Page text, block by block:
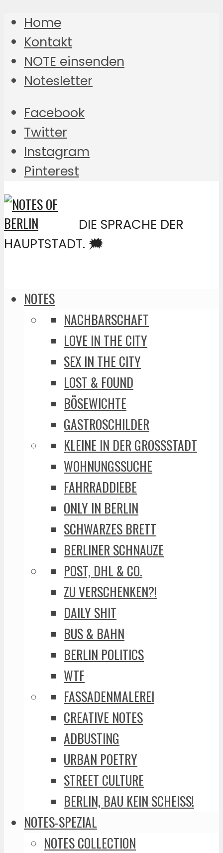
Home
Kontakt
NOTE einsenden
Notesletter
Facebook
Twitter
Instagram
Pinterest
DIE SPRACHE DER
HAUPTSTADT. 🗯️
NOTES
NACHBARSCHAFT
LOVE IN THE CITY
SEX IN THE CITY
LOST & FOUND
BÖSEWICHTE
GASTROSCHILDER
KLEINE IN DER GROSSSTADT
WOHNUNGSSUCHE
FAHRRADDIEBE
ONLY IN BERLIN
SCHWARZES BRETT
BERLINER SCHNAUZE
POST, DHL & CO.
ZU VERSCHENKEN?!
DAILY SHIT
BUS & BAHN
BERLIN POLITICS
WTF
FASSADENMALEREI
CREATIVE NOTES
ADBUSTING
URBAN POETRY
STREET CULTURE
BERLIN, BAU KEIN SCHEISS!
NOTES-SPEZIAL
NOTES COLLECTION